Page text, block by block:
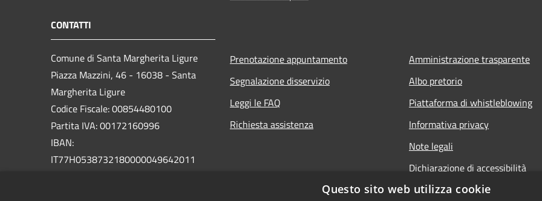
CONTATTI
Comune di Santa Margherita Ligure
Piazza Mazzini, 46 - 16038 - Santa
Margherita Ligure
Codice Fiscale: 00854480100
Partita IVA: 00172160996
IBAN:
IT77H0538732180000049642011
Prenotazione appuntamento
Segnalazione disservizio
Leggi le FAQ
Richiesta assistenza
Amministrazione trasparente
Albo pretorio
Piattaforma di whistleblowing
Informativa privacy
Note legali
Dichiarazione di accessibilità
Questo sito web utilizza cookie